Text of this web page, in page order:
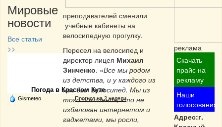
Мировые
новости
Все статьи
>>
Частная реклама
Погода в Красном Куте
Gismeteo Прогноз на 2 недели
преподавателей сменили
учебные кабинеты на
велосипедную прогулку.
Пересел на велосипед и
директор лицея Михаил
Зинченко. «Все мы родом
из детства, и у каждого из
нас был велосипед. Мы из
того поколения, кто не
избалован интернетом и
гаджетами, мы росли,
реклама
Скачать
прайс на
рекламу
Наши
голосования
Адрес:г.